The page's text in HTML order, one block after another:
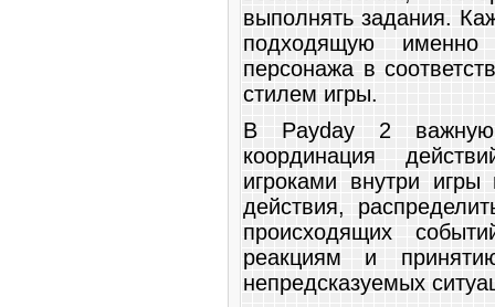
выполнять задания.
подходящую
персонажа в
стилем игры.
В Payday 2 важную
координация
игроками внутри игры
действия,
происходящих
реакциям и
непредсказуемых